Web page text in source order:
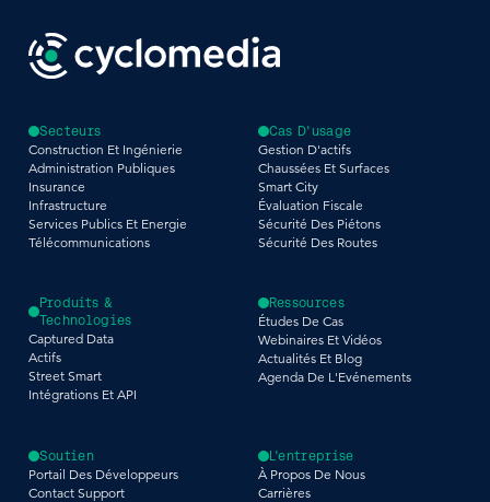
Secteurs
Construction Et Ingénierie
Administration Publiques
Insurance
Infrastructure
Services Publics Et Energie
Télécommunications
Cas D'usage
Gestion D'actifs
Chaussées Et Surfaces
Smart City
Évaluation Fiscale
Sécurité Des Piétons
Sécurité Des Routes
Produits &
Technologies
Captured Data
Actifs
Street Smart
Intégrations Et API
Ressources
Études De Cas
Webinaires Et Vidéos
Actualités Et Blog
Agenda De L'Evénements
Soutien
Portail Des Développeurs
Contact Support
L'entreprise
À Propos De Nous
Carrières